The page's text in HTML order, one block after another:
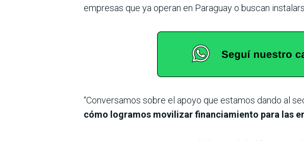
empresas que ya operan en Paraguay o buscan
“Conversamos sobre el apoyo que estamos dando al
cómo logramos movilizar financiamiento para las